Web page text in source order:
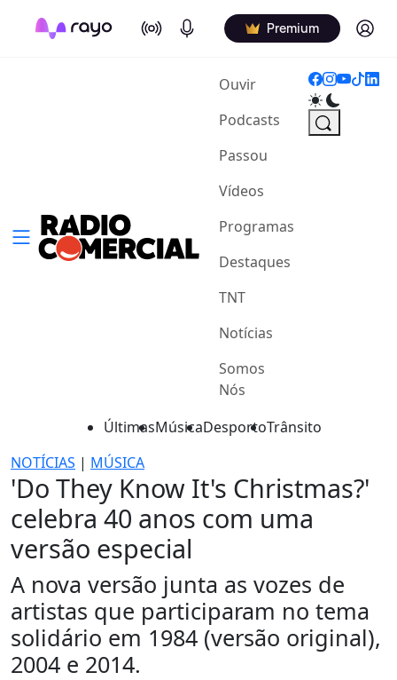
On Air Podcasts Premium Log in
Ouvir(current)
Podcasts
Passou
Vídeos
Programas
Destaques
TNT
Notícias
Somos
Nós
ÚltimasMúsicaDesportoTrânsito
NOTÍCIAS | MÚSICA
'Do They Know It's Christmas?'
celebra 40 anos com uma
versão especial
A nova versão junta as vozes de
artistas que participaram no tema
solidário em 1984 (versão original),
2004 e 2014.